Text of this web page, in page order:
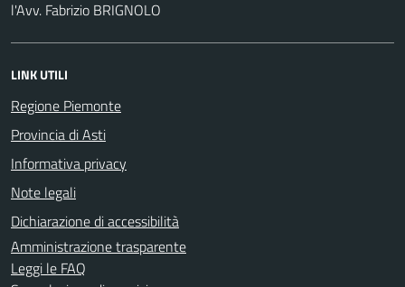
l'Avv. Fabrizio BRIGNOLO
LINK UTILI
Regione Piemonte
Provincia di Asti
Informativa privacy
Note legali
Dichiarazione di accessibilità
Amministrazione trasparente
Leggi le FAQ